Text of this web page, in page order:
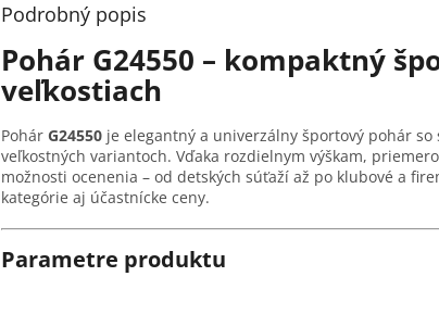
Podrobný popis
Pohár G24550 – kompaktný
veľkostiach
Pohár G24550 je elegantný a univerzálny športový pohár
veľkostných variantoch. Vďaka rozdielnym výškam,
možnosti ocenenia – od detských súťaží až po klubové a
kategórie aj účastnícke ceny.
Parametre produktu